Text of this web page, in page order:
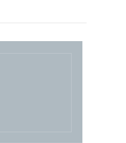
licitações e a
apta a